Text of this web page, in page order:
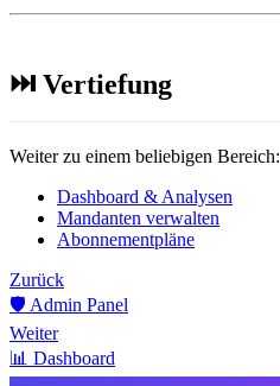
⏭️ Vertiefung
Weiter zu einem beliebigen Bereich:
Dashboard & Analysen
Mandanten verwalten
Abonnementpläne
Zurück
🛡️ Admin Panel
Weiter
📊 Dashboard